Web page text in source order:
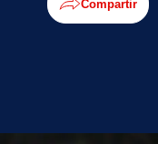
Compartir